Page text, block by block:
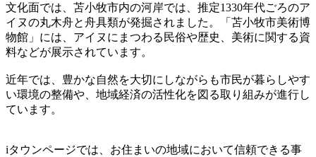
文化面では、苫小牧市内の河岸では、推定1330年代ごろのア
イヌの丸木舟と舟具類が発掘されました。「苫小牧市美術博
物館」には、アイヌにまつわる民俗や歴史、美術に関する資
料などが展示されています。
近年では、豊かな自然を大切にしながらも市民が暮らしやす
い環境の整備や、地域経済の活性化を図る取り組みが進行し
ています。
iタウンページでは、お住まいの地域において信頼できる事